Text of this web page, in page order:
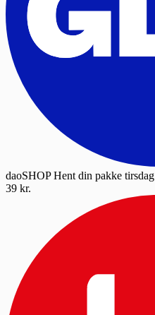
daoSHOP Hent din pakke tirsdag
39 kr.